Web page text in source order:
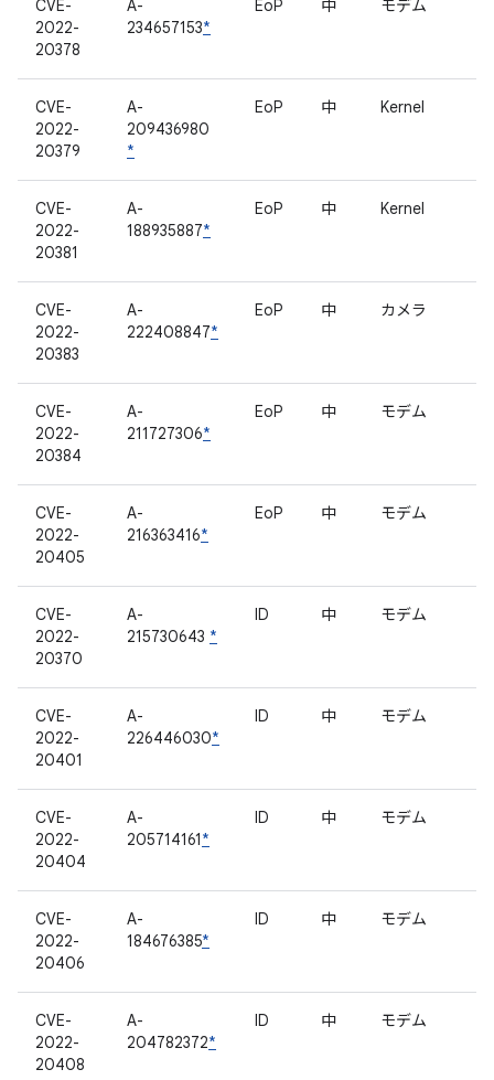
CVE-
2022-
20378
A-
234657153*
EoP 中 モデム
CVE-
2022-
20379
A-
209436980
*
EoP 中 Kernel
CVE-
2022-
20381
A-
188935887*
EoP 中 Kernel
CVE-
2022-
20383
A-
222408847*
EoP 中 カメラ
CVE-
2022-
20384
A-
211727306*
EoP 中 モデム
CVE-
2022-
20405
A-
216363416*
EoP 中 モデム
CVE-
2022-
20370
A-
215730643 *
ID 中 モデム
CVE-
2022-
20401
A-
226446030*
ID 中 モデム
CVE-
2022-
20404
A-
205714161*
ID 中 モデム
CVE-
2022-
20406
A-
184676385*
ID 中 モデム
CVE-
2022-
20408
A-
204782372*
ID 中 モデム